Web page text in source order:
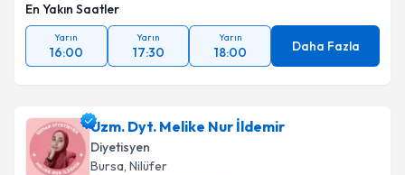
En Yakın Saatler
Yarın
16:00
Yarın
17:30
Yarın
18:00 Daha Fazla
Uzm. Dyt. Melike Nur İldemir
Diyetisyen
Bursa, Nilüfer